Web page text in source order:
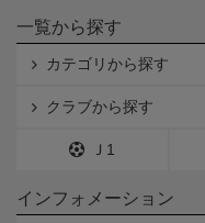
一覧から探す
カテゴリから探す
クラブから探す
Ｊ1
インフォメーション